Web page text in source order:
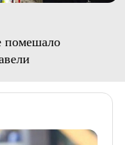
помешало